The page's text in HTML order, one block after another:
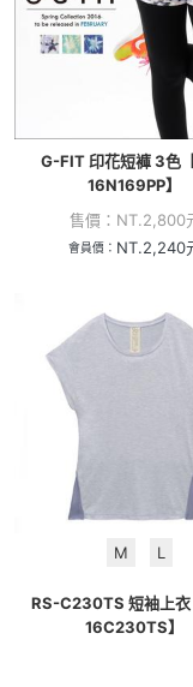
G-FIT 印花短褲 3色
16N169PP】
售價： NT.2,800
會員價： NT.2,240
M L
RS-C230TS 短袖上衣
16C230TS】